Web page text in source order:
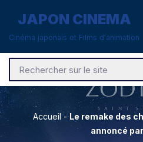
Aller
contenu
JAPON CINEMA
Cinéma japonais et Films d'animation
Accueil -Le remake des
annoncé